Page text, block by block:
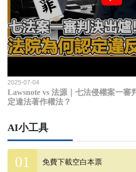
2025-07-04
Lawsnote vs 法源｜七法侵權案一審
定違法著作權法？
AI小工具
免費下載空白本票